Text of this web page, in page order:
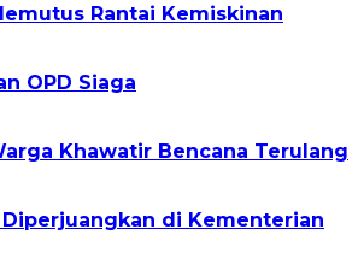
Rantai Kemiskinan
OPD Siaga
Khawatir Bencana Terulang
di Kementerian